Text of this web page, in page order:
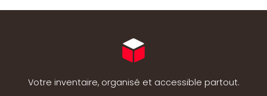
Votre inventaire, organisé et accessible partout.